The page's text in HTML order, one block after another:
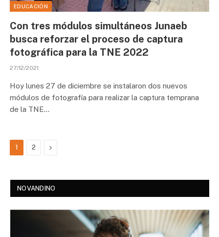
EDUCACIÓN
Con tres módulos simultáneos Junaeb
busca reforzar el proceso de captura
fotográfica para la TNE 2022
27/12/2021
Hoy lunes 27 de diciembre se instalaron dos nuevos
módulos de fotografía para realizar la captura temprana
de la TNE…
1 2 Next
NOVANDINO